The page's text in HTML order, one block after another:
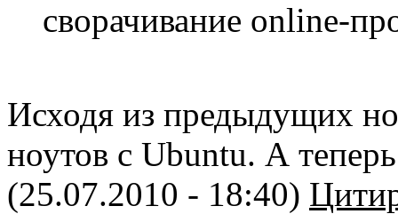
сворачивание online-
Исходя из предыдущих
ноутов с Ubuntu. А
(25.07.2010 - 18:40)